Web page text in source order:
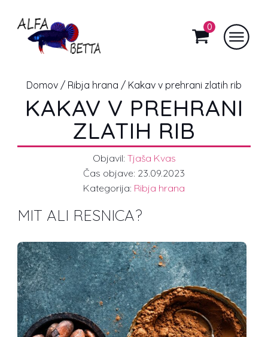
0
Domov / Ribja hrana / Kakav v prehrani zlatih rib
KAKAV V PREHRANI
ZLATIH RIB
Objavil: Tjaša Kvas
Čas objave: 23.09.2023
Kategorija: Ribja hrana
MIT ALI RESNICA?